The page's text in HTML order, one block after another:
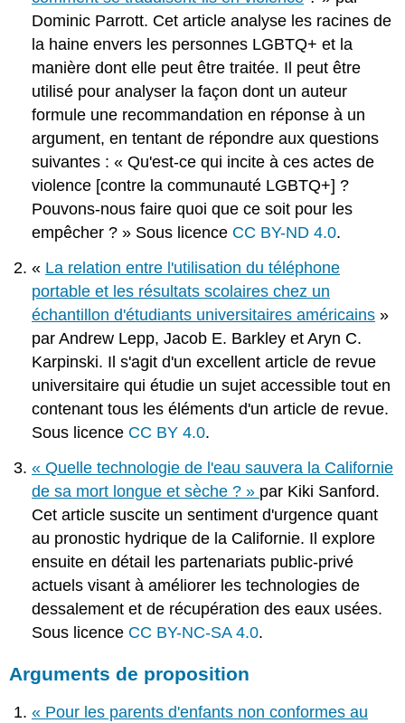
Dominic Parrott. Cet article analyse les racines de
la haine envers les personnes LGBTQ+ et la
manière dont elle peut être traitée. Il peut être
utilisé pour analyser la façon dont un auteur
formule une recommandation en réponse à un
argument, en tentant de répondre aux questions
suivantes : « Qu'est-ce qui incite à ces actes de
violence [contre la communauté LGBTQ+] ?
Pouvons-nous faire quoi que ce soit pour les
empêcher ? » Sous licence CC BY-ND 4.0.
« La relation entre l'utilisation du téléphone
portable et les résultats scolaires chez un
échantillon d'étudiants universitaires américains »
par Andrew Lepp, Jacob E. Barkley et Aryn C.
Karpinski. Il s'agit d'un excellent article de revue
universitaire qui étudie un sujet accessible tout en
contenant tous les éléments d'un article de revue.
Sous licence CC BY 4.0.
« Quelle technologie de l'eau sauvera la Californie
de sa mort longue et sèche ? » par Kiki Sanford.
Cet article suscite un sentiment d'urgence quant
au pronostic hydrique de la Californie. Il explore
ensuite en détail les partenariats public-privé
actuels visant à améliorer les technologies de
dessalement et de récupération des eaux usées.
Sous licence CC BY-NC-SA 4.0.
Arguments de proposition
« Pour les parents d'enfants non conformes au